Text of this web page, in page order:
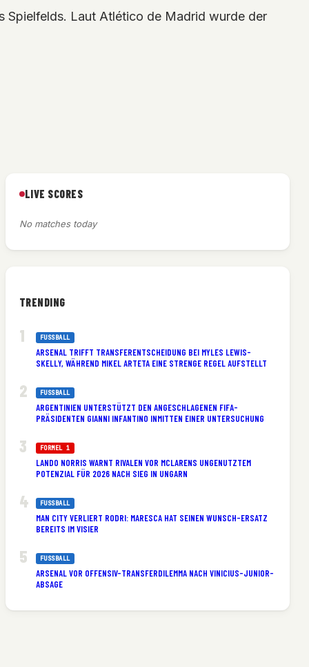
Spielfelds. Laut Atlético de Madrid wurde der
LIVE SCORES
No matches today
TRENDING
FUSSBALL
ARSENAL TRIFFT TRANSFERENTSCHEIDUNG BEI MYLES LEWIS-
SKELLY, WÄHREND MIKEL ARTETA EINE STRENGE REGEL AUFSTELLT
FUSSBALL
ARGENTINIEN UNTERSTÜTZT DEN ANGESCHLAGENEN FIFA-
PRÄSIDENTEN GIANNI INFANTINO INMITTEN EINER UNTERSUCHUNG
FORMEL 1
LANDO NORRIS WARNT RIVALEN VOR MCLARENS UNGENUTZTEM
POTENZIAL FÜR 2026 NACH SIEG IN UNGARN
FUSSBALL
MAN CITY VERLIERT RODRI: MARESCA HAT SEINEN WUNSCH-ERSATZ
BEREITS IM VISIER
FUSSBALL
ARSENAL VOR OFFENSIV-TRANSFERDILEMMA NACH VINICIUS-JUNIOR-
ABSAGE